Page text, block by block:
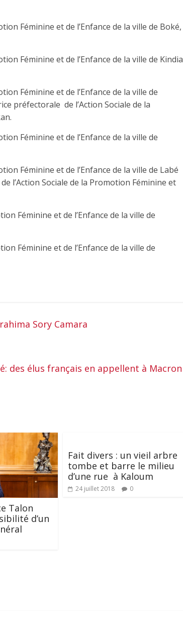
Féminine et de l’Enfance de la ville de Boké,
Féminine et de l’Enfance de la ville de Kindia
Féminine et de l’Enfance de la ville de
préfectorale de l’Action Sociale de la
Féminine et de l’Enfance de la ville de
Féminine et de l’Enfance de la ville de Labé
l’Action Sociale de la Promotion Féminine et
Féminine et de l’Enfance de la ville de
Féminine et de l’Enfance de la ville de
Sory Camara
des élus français en appellent à Macron
Talon
d’un
Fait divers : un vieil arbre
tombe et barre le milieu
d’une rue à Kaloum
24 juillet 2018 0